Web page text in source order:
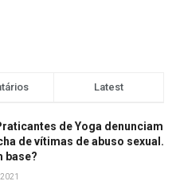
Latest
de Yoga denunciam
de vítimas de abuso sexual.
base?